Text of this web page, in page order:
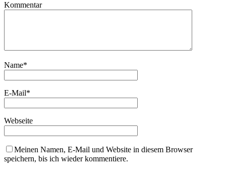
Kommentar
Name*
E-Mail*
Webseite
Meinen Namen, E-Mail und Website in diesem Browser
speichern, bis ich wieder kommentiere.